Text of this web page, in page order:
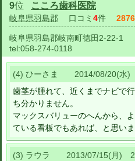
9位 こころ歯科医院
岐阜県羽島郡 口コミ 4件 2876
岐阜県羽島郡岐南町徳田2-22-1
tel:058-274-0118
(4) ひーさま 2014/08/20(水)
歯茎が腫れて、近くまでナビで
ち分かりません。
マックスバリューのへんから、
ている看板でもあれば、と思いま
(3) ラウラ 2013/07/15(月)